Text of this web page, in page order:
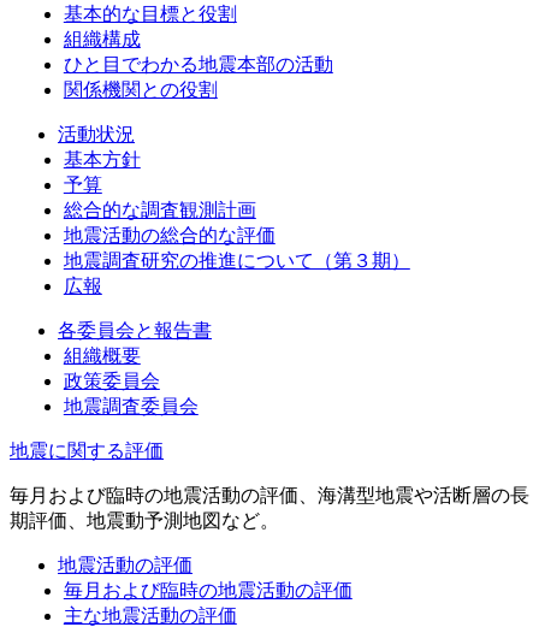
基本的な目標と役割
組織構成
ひと目でわかる地震本部の活動
関係機関との役割
活動状況
基本方針
予算
総合的な調査観測計画
地震活動の総合的な評価
地震調査研究の推進について（第３期）
広報
各委員会と報告書
組織概要
政策委員会
地震調査委員会
地震に関する評価
毎月および臨時の地震活動の評価、海溝型地震や活断層の長
期評価、地震動予測地図など。
地震活動の評価
毎月および臨時の地震活動の評価
主な地震活動の評価